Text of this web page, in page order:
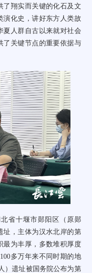
了翔实而关键的化石及文
演化史，讲好东方人类故
夏人群自古以来就对社会
了关键节点的重要依据与
省十堰市郧阳区（原郧
址，主体为汉水北岸的第
最为丰厚，多数堆积厚度
100多万年来不同时期的地
）遗址被国务院公布为第